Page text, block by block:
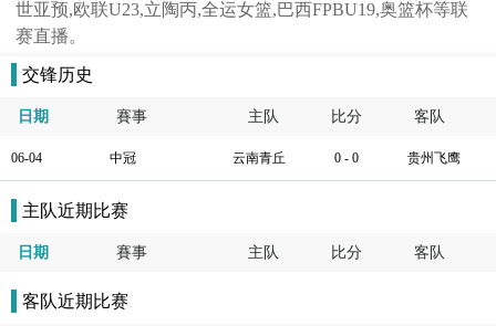
世亚预,欧联U23,立陶丙,全运女篮,巴西FPBU19,奥篮杯等联
赛直播。
交锋历史
日期 賽事 主队 比分 客队
06-04 中冠 云南青丘 0 - 0 贵州飞鹰
主队近期比赛
日期 賽事 主队 比分 客队
客队近期比赛